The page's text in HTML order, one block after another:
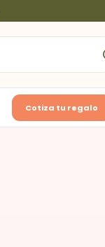
Cotiza tu regalo